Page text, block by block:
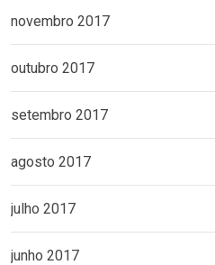
novembro 2017
outubro 2017
setembro 2017
agosto 2017
julho 2017
junho 2017